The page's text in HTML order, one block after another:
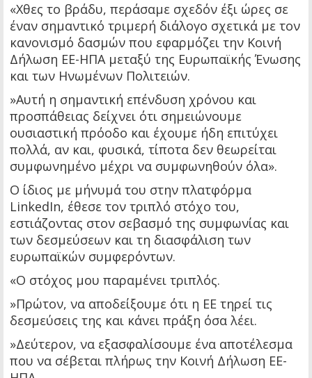
«Χθες το βράδυ, περάσαμε σχεδόν έξι ώρες σε
έναν σημαντικό τριμερή διάλογο σχετικά με τον
κανονισμό δασμών που εφαρμόζει την Κοινή
Δήλωση ΕΕ-ΗΠΑ μεταξύ της Ευρωπαϊκής Ένωσης
και των Ηνωμένων Πολιτειών.
»Αυτή η σημαντική επένδυση χρόνου και
προσπάθειας δείχνει ότι σημειώνουμε
ουσιαστική πρόοδο και έχουμε ήδη επιτύχει
πολλά, αν και, φυσικά, τίποτα δεν θεωρείται
συμφωνημένο μέχρι να συμφωνηθούν όλα».
Ο ίδιος με μήνυμά του στην πλατφόρμα
LinkedIn, έθεσε τον τριπλό στόχο του,
εστιάζοντας στον σεβασμό της συμφωνίας και
των δεσμεύσεων και τη διασφάλιση των
ευρωπαϊκών συμφερόντων.
«Ο στόχος μου παραμένει τριπλός.
»Πρώτον, να αποδείξουμε ότι η ΕΕ τηρεί τις
δεσμεύσεις της και κάνει πράξη όσα λέει.
»Δεύτερον, να εξασφαλίσουμε ένα αποτέλεσμα
που να σέβεται πλήρως την Κοινή Δήλωση ΕΕ-